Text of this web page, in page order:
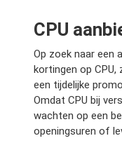
CPU
Op zoek naar een
kortingen op
een tijdelijke
Omdat CPU bij
wachten op een
openingsuren of